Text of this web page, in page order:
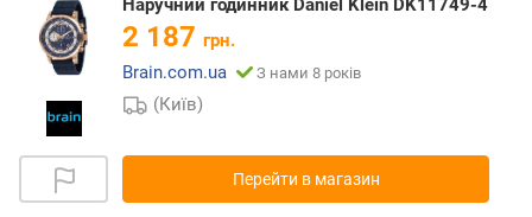
Наручний годинник Daniel Klein DK11749-4
2 187 грн.
Brain.com.ua
З нами 8 років
(Київ)
Перейти в магазин